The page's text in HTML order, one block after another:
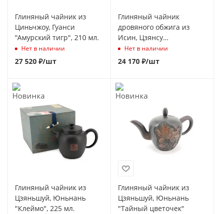
Глиняный чайник из
Циньчжоу, Гуанси
"Амурский тигр", 210 мл.
Нет в наличии
27 520 ₽/шт
Глиняный чайник
дровяного обжига из
Исин, Цзянсу
"Шестиугольный" 200 мл
Нет в наличии
24 170 ₽/шт
Глиняный чайник из
Цзяньшуй, Юньнань
"Клеймо", 225 мл.
Глиняный чайник из
Цзяньшуй, Юньнань
"Тайный цветочек"